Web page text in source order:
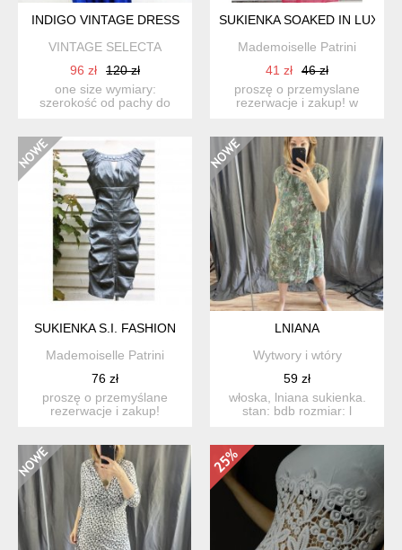
INDIGO VINTAGE DRESS
VINTAGE SELECTA
96 zł
120 zł
one size wymiary:
szerokość od pachy do
SUKIENKA SOAKED IN
Mademoiselle Patrini
41 zł
46 zł
proszę o przemyslane
rezerwacje i zakup! w
SUKIENKA S.I. FASHION
Mademoiselle Patrini
76 zł
proszę o przemyślane
rezerwacje i zakup!
LNIANA
Wytwory i wtóry
59 zł
włoska, lniana sukienka.
stan: bdb rozmiar: l